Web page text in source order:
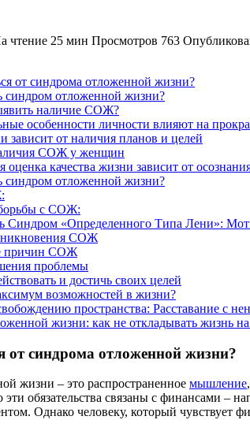
чтение 25 мин Просмотров 763
от синдрома отложенной жизни?
синдром отложенной жизни?
наличие СОЖ?
особенности личности влияют на
зависит от наличия планов и целей
СОЖ у женщин
оценка качества жизни зависит от
синдром отложенной жизни?
с СОЖ:
Синдром «Определенного Типа Лени»:
СОЖ
причин СОЖ
проблемы
и достичь своих целей
возможностей в жизни?
пространства: Расставание с
жизни: как не откладывать жизнь
от синдрома отложенной жизни?
жизни – это распространенное мышление
эти обязательства связаны с финансами
Однако человеку, который чувствует